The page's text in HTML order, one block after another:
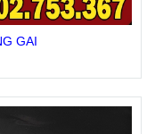
GAI